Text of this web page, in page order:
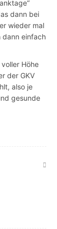
dann bei
wieder mal
dann einfach
Höhe
der GKV
also je
gesunde